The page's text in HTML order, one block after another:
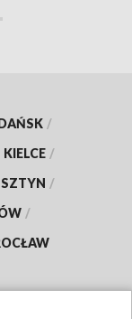
/
KIELCE /
/
/